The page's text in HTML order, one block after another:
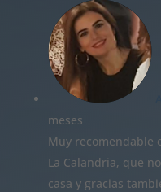
meses
Muy recomendable
La Calandria, que
casa y gracias